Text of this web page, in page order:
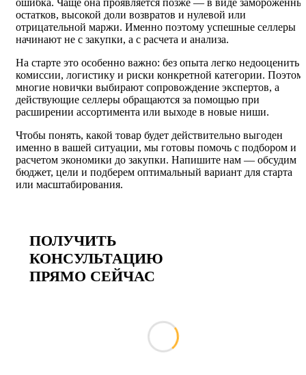
ошибка. Чаще она проявляется позже — в виде
остатков, высокой доли возвратов и нулевой или
отрицательной маржи. Именно поэтому успешные селлеры
начинают не с закупки, а с расчета и анализа.
На старте это особенно важно: без опыта легко недооценить
комиссии, логистику и риски конкретной категории.
многие новички выбирают сопровождение экспертов, а
действующие селлеры обращаются за помощью при
расширении ассортимента или выходе в новые ниши.
Чтобы понять, какой товар будет действительно выгоден
именно в вашей ситуации, мы готовы помочь с подбором и
расчетом экономики до закупки. Напишите нам — обсудим
бюджет, цели и подберем оптимальный вариант для старта
или масштабирования.
ПОЛУЧИТЬ
КОНСУЛЬТАЦИЮ
ПРЯМО СЕЙЧАС